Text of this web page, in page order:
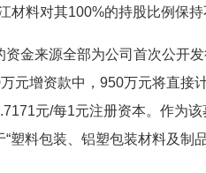
材料对其100%的持股比例保持
金来源全部为公司首次公开
元增资款中，950万元将直接
元/每1元注册资本。作为
塑料包装、铝塑包装材料及制